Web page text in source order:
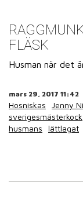
FLÄSK
Husman när det
mars 29, 2017 11:42
Hosniskas Jenny
sverigesmästerkock
husmans
lättlagat